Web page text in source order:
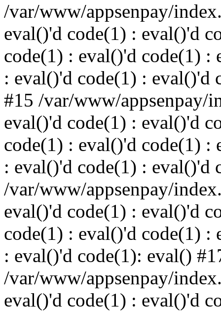
/var/www/appsenpay/
eval()'d code(1) : eval()'d
code(1) : eval()'d code(1) :
: eval()'d code(1) : eval()'d
#15 /var/www/appsenpay/
eval()'d code(1) : eval()'d
code(1) : eval()'d code(1) :
: eval()'d code(1) : eval()'d
/var/www/appsenpay/
eval()'d code(1) : eval()'d
code(1) : eval()'d code(1) :
: eval()'d code(1): eval()
/var/www/appsenpay/
eval()'d code(1) : eval()'d